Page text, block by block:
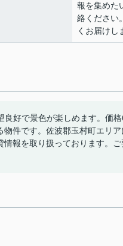
報を集めた
絡ください
くお届けし
好で景色が楽しめます。価
件です。佐波郡玉村町エリ
報を取り扱っております。